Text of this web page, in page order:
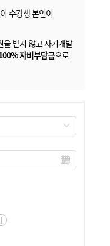
수강생 본인이
받지 않고 자기개발
자비부담금으로